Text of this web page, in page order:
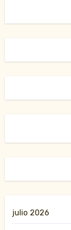
julio 2026